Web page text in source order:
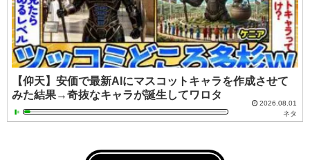
【仰天】安価で最新AIにマスコットキャラを作成させて
みた結果→奇抜なキャラが誕生してワロタ
2026.08.01
ネタ